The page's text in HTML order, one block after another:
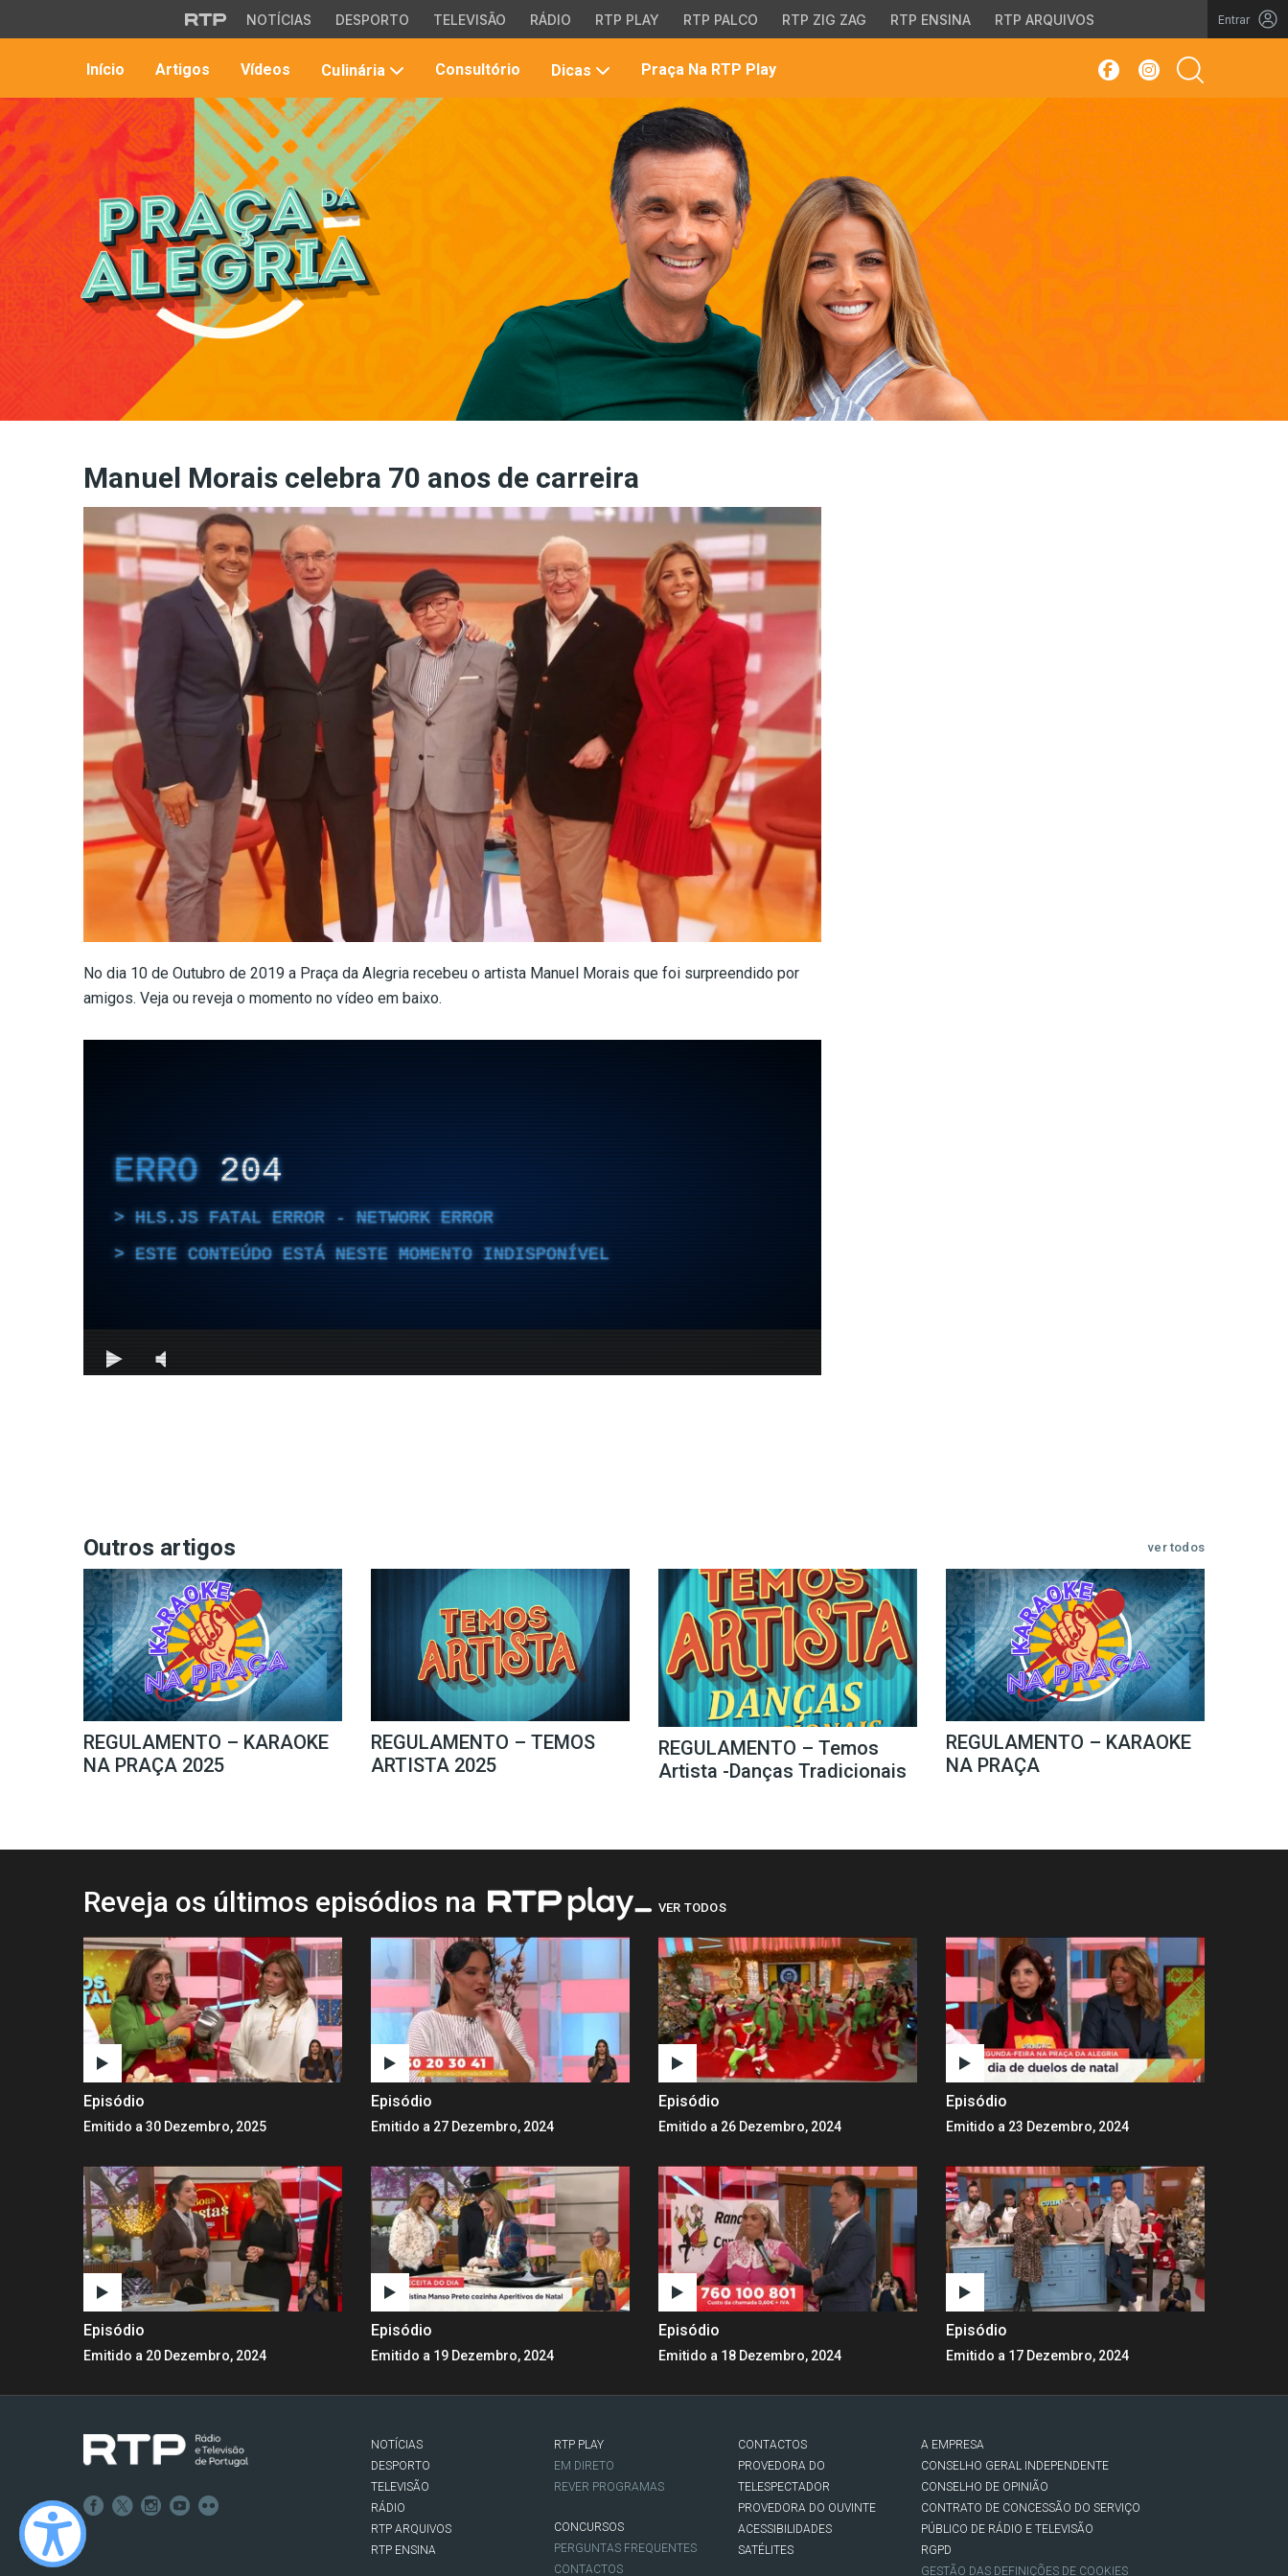
Saltar para o conteúdo principal
NOTÍCIAS DESPORTO TELEVISÃO RÁDIO RTP PLAY RTP PALCO RTP ZIG ZAG RTP ENSINA RTP ARQUIVOS Entrar
Início Artigos Vídeos Culinária Consultório Dicas Praça Na RTP Play
site
Manuel Morais celebra 70 anos de carreira
No dia 10 de Outubro de 2019 a Praça da Alegria recebeu o artista Manuel Morais que foi surpreendido por
amigos. Veja ou reveja o momento no vídeo em baixo.
Outros artigos ver todos
REGULAMENTO – KARAOKE
NA PRAÇA 2025
REGULAMENTO – TEMOS
ARTISTA 2025
REGULAMENTO – Temos
Artista -Danças Tradicionais
REGULAMENTO – KARAOKE
NA PRAÇA
Reveja os últimos episódios na VER TODOS
Episódio
Emitido a 30 Dezembro, 2025
Episódio
Emitido a 27 Dezembro, 2024
Episódio
Emitido a 26 Dezembro, 2024
Episódio
Emitido a 23 Dezembro, 2024
Episódio
Emitido a 20 Dezembro, 2024
Episódio
Emitido a 19 Dezembro, 2024
Episódio
Emitido a 18 Dezembro, 2024
Episódio
Emitido a 17 Dezembro, 2024
NOTÍCIAS
DESPORTO
TELEVISÃO
RÁDIO
RTP ARQUIVOS
RTP ENSINA
RTP PLAY
EM DIRETO
REVER PROGRAMAS
CONCURSOS
PERGUNTAS FREQUENTES
CONTACTOS
CONTACTOS
PROVEDORA DO
TELESPECTADOR
PROVEDORA DO OUVINTE
ACESSIBILIDADES
SATÉLITES
A EMPRESA
CONSELHO GERAL INDEPENDENTE
CONSELHO DE OPINIÃO
CONTRATO DE CONCESSÃO DO SERVIÇO
PÚBLICO DE RÁDIO E TELEVISÃO
RGPD
GESTÃO DAS DEFINIÇÕES DE COOKIES